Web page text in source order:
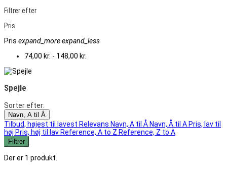
Filtrer efter
Pris
Pris expand_moreexpand_less
74,00 kr. - 148,00 kr.
Spejle
Sorter efter:
Navn, A til Å
Tilbud, højest til lavest Relevans Navn, A til Å Navn, Å til A Pris, lav til
høj Pris, høj til lav Reference, A to Z Reference, Z to A
Filtrer
Der er 1 produkt.